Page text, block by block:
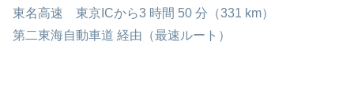
東名高速 東京ICから3 時間 50 分（331 km）
第二東海自動車道 経由（最速ルート）